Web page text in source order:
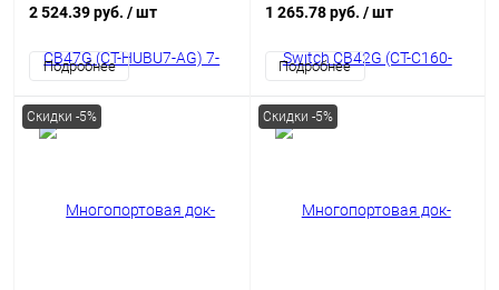
3.0
2 524.39 руб. / шт
Подробнее
S0.15) 3 в 1 4K для телевизора/
1 265.78 руб. / шт
Подробнее
Скидки -5% Скидки -5%